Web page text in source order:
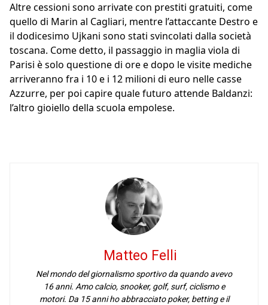
Altre cessioni sono arrivate con prestiti gratuiti, come
quello di Marin al Cagliari, mentre l’attaccante Destro e
il dodicesimo Ujkani sono stati svincolati dalla società
toscana. Come detto, il passaggio in maglia viola di
Parisi è solo questione di ore e dopo le visite mediche
arriveranno fra i 10 e i 12 milioni di euro nelle casse
Azzurre, per poi capire quale futuro attende Baldanzi:
l’altro gioiello della scuola empolese.
Matteo Felli
Nel mondo del giornalismo sportivo da quando avevo
16 anni. Amo calcio, snooker, golf, surf, ciclismo e
motori. Da 15 anni ho abbracciato poker, betting e il